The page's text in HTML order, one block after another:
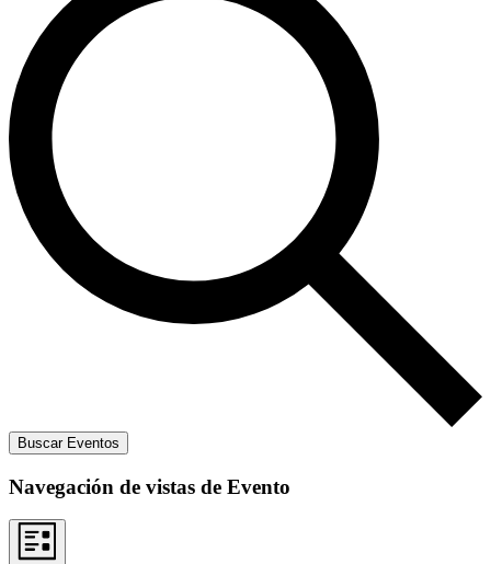
Buscar Eventos
Navegación de vistas de Evento